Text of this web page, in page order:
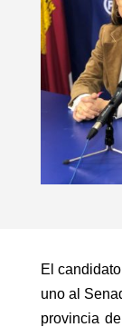
El
uno al
provincia